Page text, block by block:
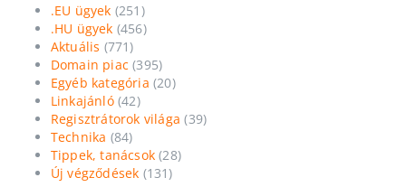
.EU ügyek (251)
.HU ügyek (456)
Aktuális (771)
Domain piac (395)
Egyéb kategória (20)
Linkajánló(42)
Regisztrátorok világa (39)
Technika (84)
Tippek, tanácsok (28)
Új végződések (131)